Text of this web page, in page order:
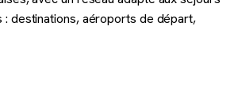
destinations, aéroports de départ,